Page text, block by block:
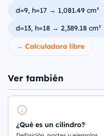
d=9, h=17 → 1,081.49 cm³
d=13, h=18 → 2,389.18 cm³
→ Calculadora libre
Ver también
¿Qué es un cilindro?